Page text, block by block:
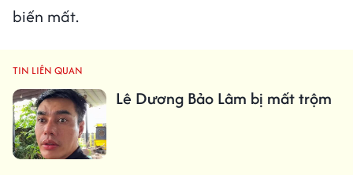
biến mất.
TIN LIÊN QUAN
Lê Dương Bảo Lâm bị mất trộm